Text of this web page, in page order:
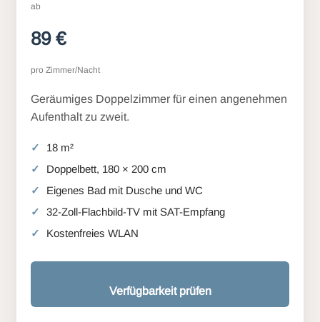
ab
89 €
pro Zimmer/Nacht
Geräumiges Doppelzimmer für einen angenehmen
Aufenthalt zu zweit.
18 m²
Doppelbett, 180 × 200 cm
Eigenes Bad mit Dusche und WC
32-Zoll-Flachbild-TV mit SAT-Empfang
Kostenfreies WLAN
Verfügbarkeit prüfen